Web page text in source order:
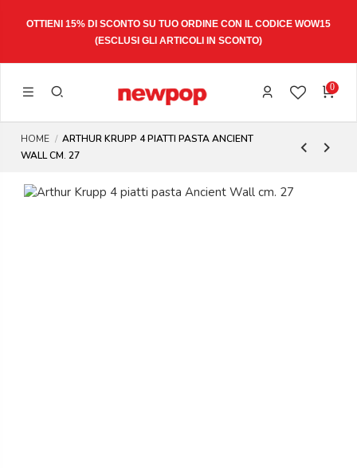
OTTIENI 15% DI SCONTO SU TUO ORDINE CON IL CODICEWOW15
(ESCLUSI GLI ARTICOLI IN SCONTO)
0
HOME
ARTHUR KRUPP 4 PIATTI PASTA ANCIENT
WALL CM. 27